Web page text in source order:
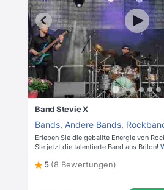
Band Stevie X
Bands, Andere Bands,
Erleben Sie die geballte Energie von
Sie jetzt die talentierte Band aus Brilon!
5 (8 Bewertungen)